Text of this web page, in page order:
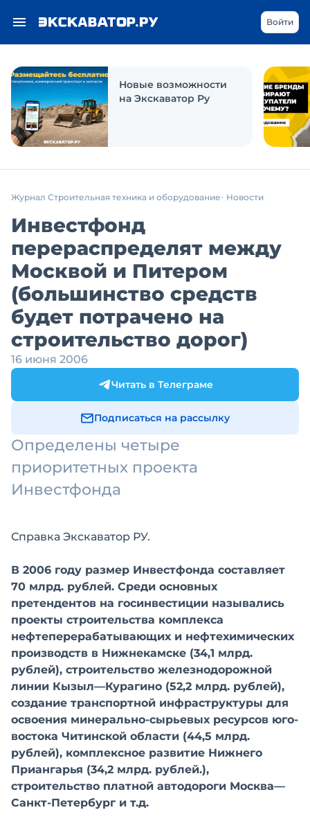
Войти
Новые возможности
на Экскаватор Ру
Журнал Строительная техника и оборудование Новости
Инвестфонд
перераспределят между
Москвой и Питером
(большинство средств
будет потрачено на
строительство дорог)
16 июня 2006
Читать в Телеграме
Подписаться на рассылку
Определены четыре
приоритетных проекта
Инвестфонда
Справка Экскаватор РУ.
В 2006 году размер Инвестфонда составляет
70 млрд. рублей. Среди основных
претендентов на госинвестиции назывались
проекты строительства комплекса
нефтеперерабатывающих и нефтехимических
производств в Нижнекамске (34,1 млрд.
рублей), строительство железнодорожной
линии Кызыл—Курагино (52,2 млрд. рублей),
создание транспортной инфраструктуры для
освоения минерально-сырьевых ресурсов юго-
востока Читинской области (44,5 млрд.
рублей), комплексное развитие Нижнего
Приангарья (34,2 млрд. рублей.),
строительство платной автодороги Москва—
Санкт-Петербург и т.д.